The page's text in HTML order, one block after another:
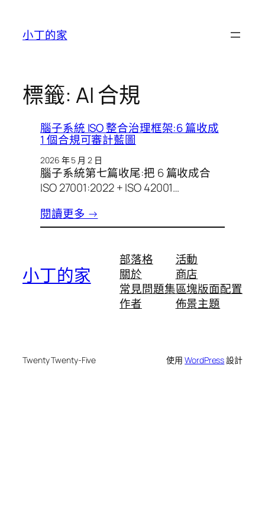
小丁的家
標籤: AI 合規
腦子系統 ISO 整合治理框架:6 篇收成
1 個合規可審計藍圖
2026 年 5 月 2 日
腦子系統第七篇收尾:把 6 篇收成合
ISO 27001:2022 + ISO 42001…
閱讀更多 →
小丁的家
部落格
關於
常見問題集
作者
活動
商店
區塊版面配置
佈景主題
Twenty Twenty-Five 使用WordPress設計